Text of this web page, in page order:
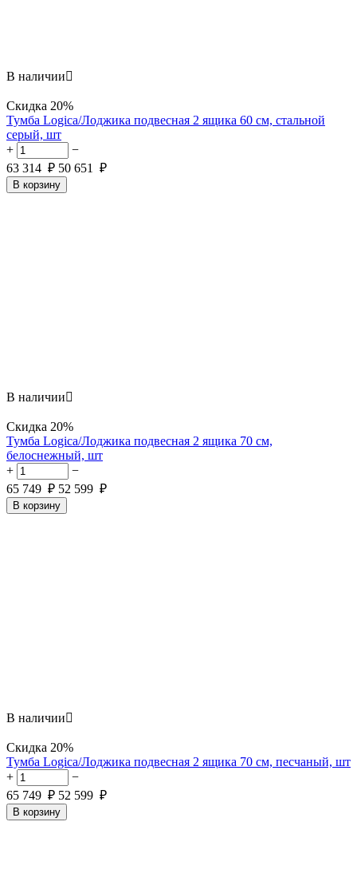
В наличии
Скидка 20%
Тумба Logica/Лоджика подвесная 2 ящика 60 см, стальной
серый, шт
+
−
63 314 ₽ 50 651 ₽
В корзину
В наличии
Скидка 20%
Тумба Logica/Лоджика подвесная 2 ящика 70 см,
белоснежный, шт
+
−
65 749 ₽ 52 599 ₽
В корзину
В наличии
Скидка 20%
Тумба Logica/Лоджика подвесная 2 ящика 70 см, песчаный, шт
+
−
65 749 ₽ 52 599 ₽
В корзину